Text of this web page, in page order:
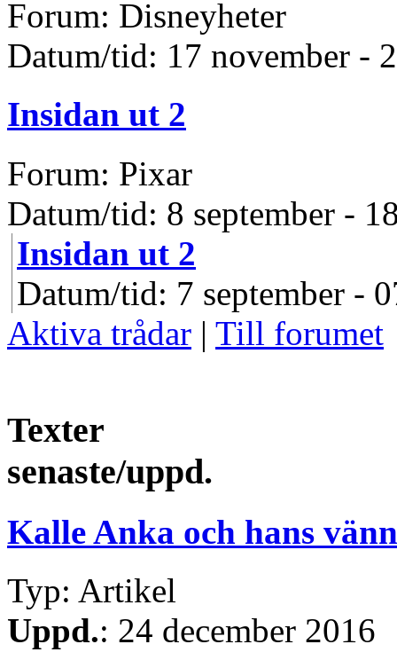
Forum: Disneyheter
Datum/tid: 17 november -
Insidan ut 2
Forum: Pixar
Datum/tid: 8 september -
Insidan ut 2
Datum/tid: 7 september -
Aktiva trådar | Till forumet
Texter
senaste/uppd.
Kalle Anka och hans
Typ: Artikel
Uppd.: 24 december 2016